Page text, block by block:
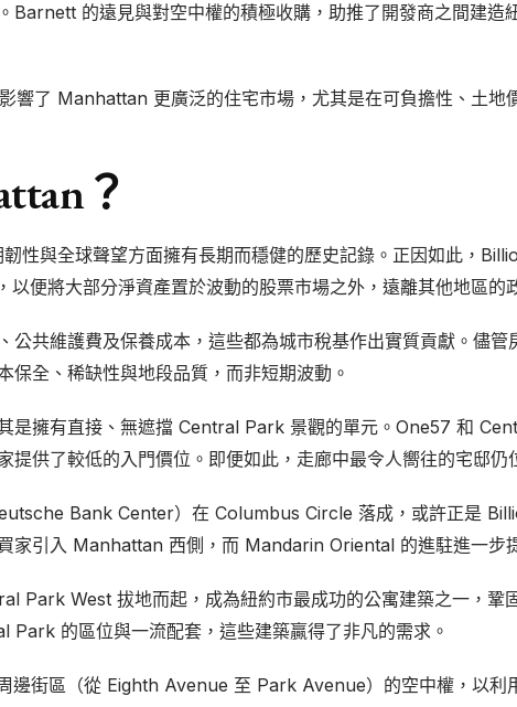
Barnett 的遠見與對空中權的積極收購，助推了開發商之間建造
響了 Manhattan 更廣泛的住宅市場，尤其是在可負擔性、土地
？
性與全球聲望方面擁有長期而穩健的歷史記錄。正因如此，
以便將大部分淨資產置於波動的股票市場之外，遠離其他地區的
公共維護費及保養成本，這些都為城市稅基作出實質貢獻。儘管
全、稀缺性與地段品質，而非短期波動。
是擁有直接、無遮擋 Central Park 景觀的單元。One57 和
提供了較低的入門價位。即便如此，走廊中最令人嚮往的宅邸仍
Bank Center）在 Columbus Circle 落成，或許正是
家引入 Manhattan 西側，而 Mandarin Oriental 的進駐進一步
Park West 拔地而起，成為紐約市最成功的公寓建築之一，鞏
Park 的區位與一流配套，這些建築贏得了非凡的需求。
邊街區（從 Eighth Avenue 至 Park Avenue）的空中權，以利